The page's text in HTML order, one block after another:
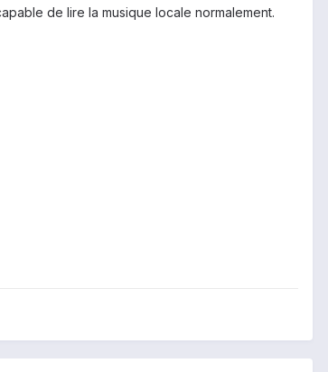
de lire la musique locale normalement.